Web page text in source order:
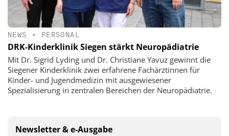
NEWS • PERSONAL
DRK-Kinderklinik Siegen stärkt Neuropädiatrie
Mit Dr. Sigrid Lyding und Dr. Christiane Yavuz gewinnt die
Siegener Kinderklinik zwei erfahrene Fachärztinnen für
Kinder- und Jugendmedizin mit ausgewiesener
Spezialisierung in zentralen Bereichen der Neuropädiatrie.
Newsletter & e-Ausgabe